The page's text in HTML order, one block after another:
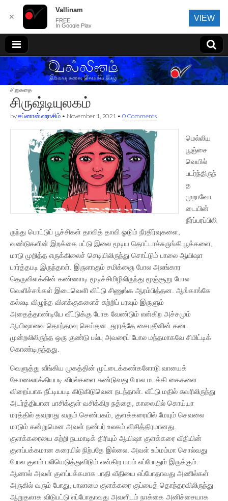
வல்லினம்
சிறுகதை
சிருஷ்டியுலகம்
byசப்னாஸ் ஹாசிம் • November 1, 2021 • 0 Comments
மெல்லிய
பூஞ்சை
வெயில்
படர்ந்திருந்
த
முறாவோ
டையின்
நீர்ப்பரப்பிலி
ருந்து பொட்டுப் பூச்சிகள் தாவித் தாவி ஓடும் நீரதிர்வுகளை,
வண்டுகளின் இறக்கை பட்டு இலை மூடிய தொட்டாச்சுருங்கி பூக்களை,
மாடு முறித்த எருக்கிலைச் செடியிலிருந்து சொட்டும் பாலை ஆயிஷா
பார்த்தபடி இருந்தாள். இருளாகும் சமிக்ஞை போல அலங்கார
தெருவிளக்கின் கண்ணாடி மூடிச்சிமிழிலிருந்து மூஞ்சூறு போல
வெளிச்சங்கள் இடைவெளி விட்டு சிணுங்க ஆரம்பித்தன. ஆங்காங்கே
கல்லடி விழுந்த விளக்குகளைச் சுற்றிப் பரவும் இருளும்
அதைத்தாண்டியே வீட்டுக்கு போக வேண்டும் என்கிற அச்சமும்
ஆயிஷாவை தொந்தரவு செய்தன. தூரத்தே சைபுதீனின் கடை
முன்றலிலிருந்த ஒரு குண்டு பல்பு அவரைப் போல மந்தமாகவே சிமிட்டிக்
கொண்டிருந்தது.
வெளுத்து வீங்கிய முகத்தின் முட்டைக்கண்களோடு வாயைக்
கோணலாக்கியபடி விரல்களை சுண்டுவது போல மடக்கி கைகளை
விறைப்பாக நீட்டியபடி கிடுகிடுவென நடந்தாள். வீட்டு மதில் சுவரிலிருந்து
அடர்த்தியான பாசிக்குள் வசிக்கிற நத்தை, காலையில் கொய்யா
மரத்தில் தவறாது வரும் செண்பகம், குளக்கரையில் மேயும் செவலை
மாடும் கன்றுமென அவள் நண்பர் உலகம் விசித்திரமானது.
குளக்கரையை சுற்றி நடமாடிக் திரியும் ஆயிஷா குளக்கரை வீதியின்
குளப்பக்கமான கரையில் நிற்பதே இல்லை. அவள் உம்மம்மா சொல்வது
போல குளம் பலியெடுத்துவிடும் என்கிற பயம் எப்போதும் இருக்கும்.
ஆனால் அவள் குளப்பக்கமாக பாதி வீதியை எப்போதாவது அணில்கள்
அருகில் வரும் போது, பாலாமை குளக்கரை குப்பைத் தொந்தரவிலிருந்து
ஆறுதலாக விடுபட்டு எப்போதாவது அவளிடம் நாக்கை அனிச்சையாக
✕
Vallinam
FREE
In Google Play
VIEW